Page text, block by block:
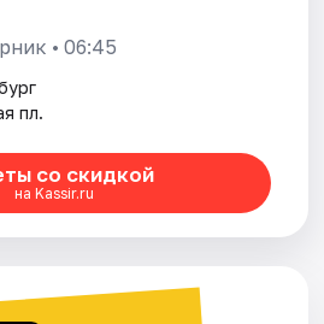
• 06:45
пл.
со скидкой
на Kassir.ru